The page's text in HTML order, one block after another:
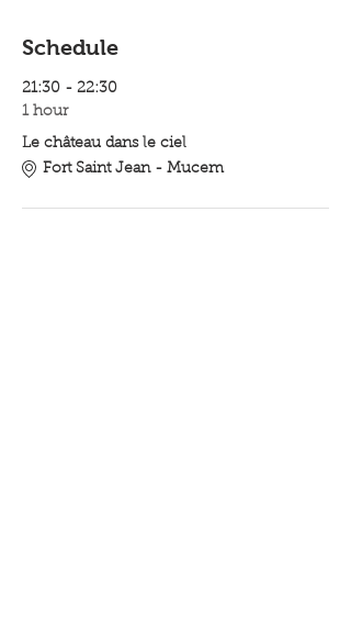
Schedule
21:30 - 22:30
1 hour
Le château dans le ciel
Fort Saint Jean - Mucem